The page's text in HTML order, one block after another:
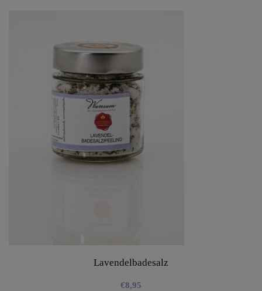
Lavendelbadesalz
€8,95